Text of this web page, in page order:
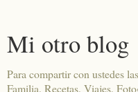
Mi otro blog
Para compartir con ustedes
Familia, Recetas, Viajes,